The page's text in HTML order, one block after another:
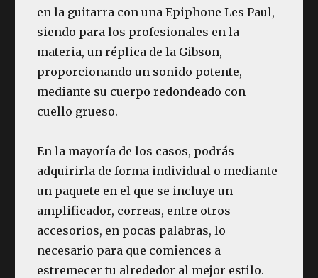
en la guitarra con una Epiphone Les Paul,
siendo para los profesionales en la
materia, un réplica de la Gibson,
proporcionando un sonido potente,
mediante su cuerpo redondeado con
cuello grueso.
En la mayoría de los casos, podrás
adquirirla de forma individual o mediante
un paquete en el que se incluye un
amplificador, correas, entre otros
accesorios, en pocas palabras, lo
necesario para que comiences a
estremecer tu alrededor al mejor estilo.